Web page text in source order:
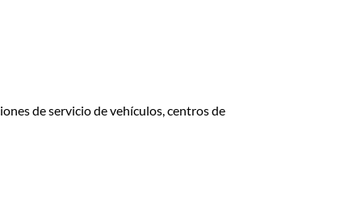
de servicio de vehículos, centros de